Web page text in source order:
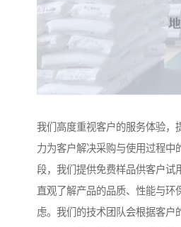
我们高度重视客户的服务体验，
力为客户解决采购与使用过程中
段，我们提供免费样品供客户试
直观了解产品的品质、性能与环
虑。我们的技术团队会根据客户